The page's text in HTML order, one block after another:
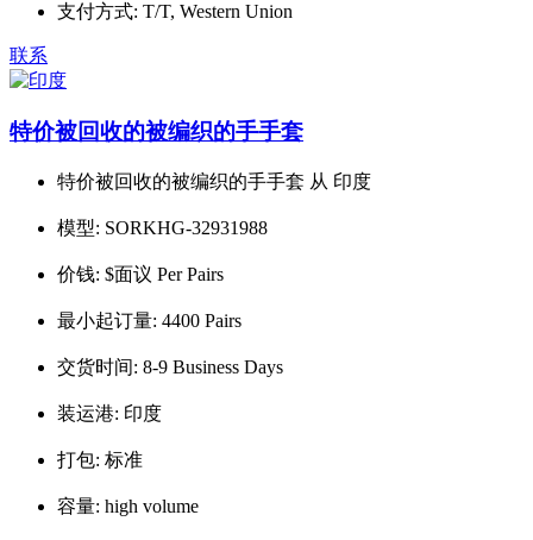
支付方式: T/T, Western Union
联系
特价被回收的被编织的手手套
特价被回收的被编织的手手套 从 印度
模型: SORKHG-32931988
价钱: $面议 Per Pairs
最小起订量: 4400 Pairs
交货时间: 8-9 Business Days
装运港: 印度
打包: 标准
容量: high volume